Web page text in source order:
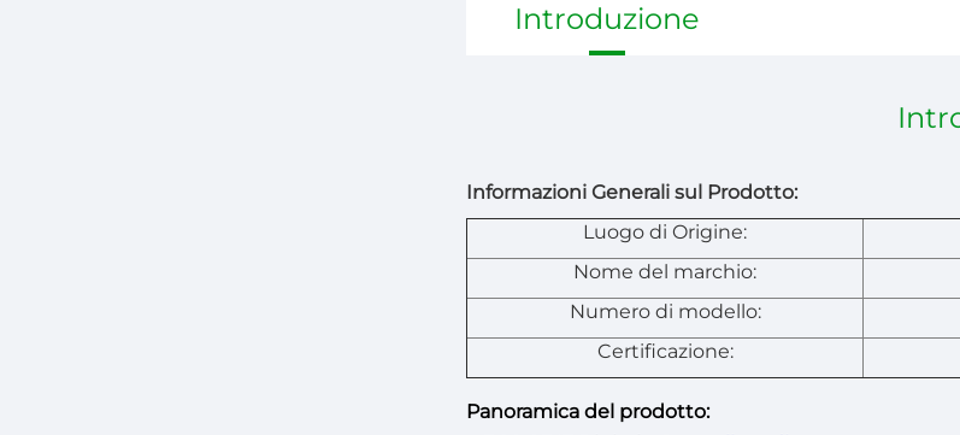
Introduzione
Informazioni Generali sul Prodotto:
Luogo di Origine:
Nome del marchio:
Numero di modello:
Certificazione:
Panoramica del prodotto: